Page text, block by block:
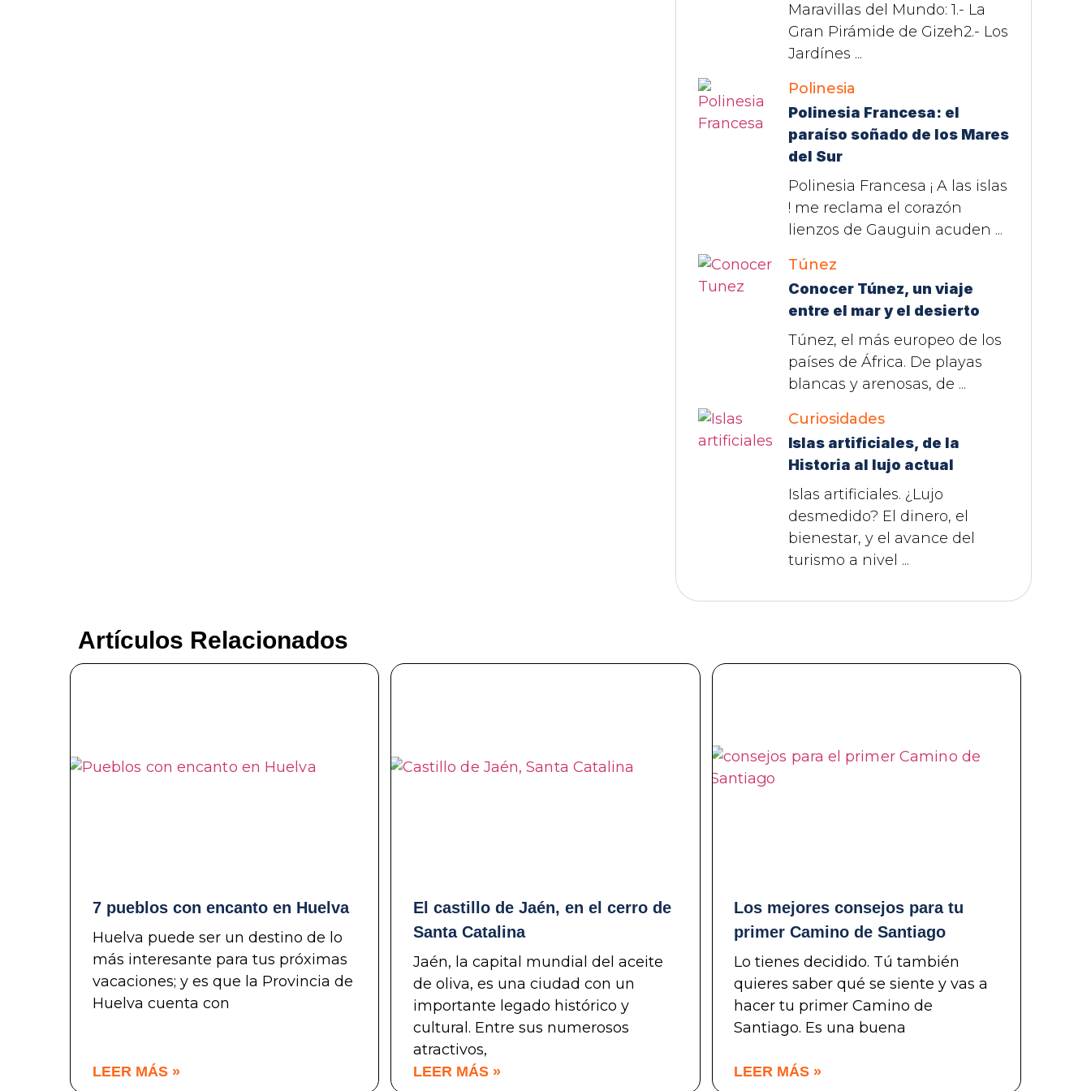
Maravillas del Mundo: 1.- La
Gran Pirámide de Gizeh2.- Los
Jardínes ...
Polinesia
Polinesia Francesa: el
paraíso soñado de los Mares
del Sur
Polinesia Francesa ¡ A las islas
! me reclama el corazón
lienzos de Gauguin acuden ...
Túnez
Conocer Túnez, un viaje
entre el mar y el desierto
Túnez, el más europeo de los
países de África. De playas
blancas y arenosas, de ...
Curiosidades
Islas artificiales, de la
Historia al lujo actual
Islas artificiales. ¿Lujo
desmedido? El dinero, el
bienestar, y el avance del
turismo a nivel ...
Artículos Relacionados
7 pueblos con encanto en Huelva
Huelva puede ser un destino de lo
más interesante para tus próximas
vacaciones; y es que la Provincia de
Huelva cuenta con
LEER MÁS »
El castillo de Jaén, en el cerro de
Santa Catalina
Jaén, la capital mundial del aceite
de oliva, es una ciudad con un
importante legado histórico y
cultural. Entre sus numerosos
atractivos,
LEER MÁS »
Los mejores consejos para tu
primer Camino de Santiago
Lo tienes decidido. Tú también
quieres saber qué se siente y vas a
hacer tu primer Camino de
Santiago. Es una buena
LEER MÁS »